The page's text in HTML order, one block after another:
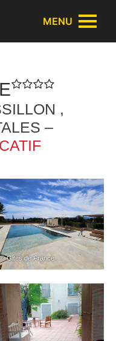
MENU
,
–
Gites de France